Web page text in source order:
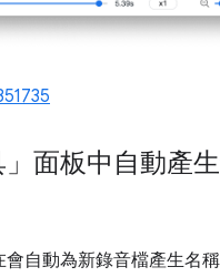
面板中自動產
自動為新錄音檔產生名稱